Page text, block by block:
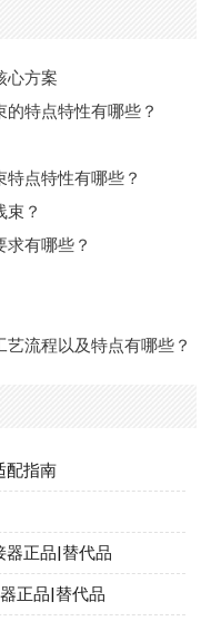
心方案
特点特性有哪些？
点特性有哪些？
？
有哪些？
流程以及特点有哪些？
配指南
器正品|替代品
正品|替代品